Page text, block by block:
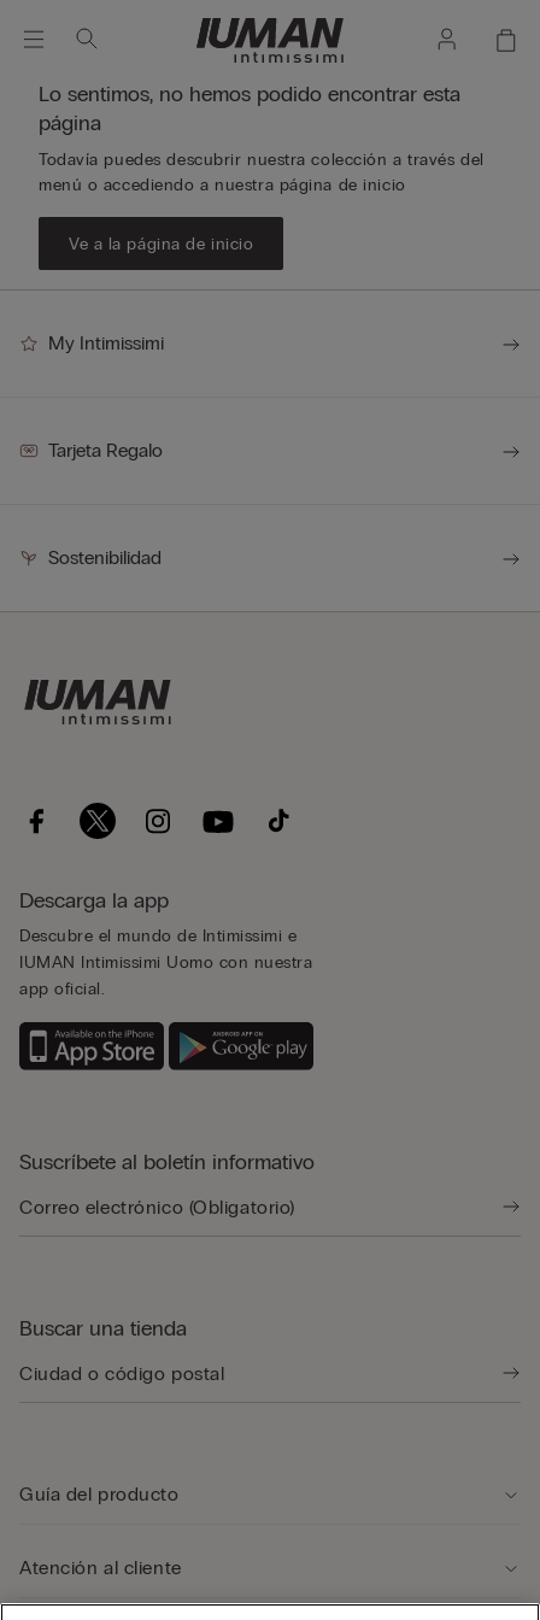
Lo sentimos, no hemos podido encontrar esta
página
Todavía puedes descubrir nuestra colección a través del
menú o accediendo a nuestra página de inicio
Ve a la página de inicio
My Intimissimi
Tarjeta Regalo
Sostenibilidad
Descarga la app
Descubre el mundo de Intimissimi e
IUMAN Intimissimi Uomo con nuestra
app oficial.
Suscríbete al boletín informativo
Buscar una tienda
Guía del producto
Atención al cliente